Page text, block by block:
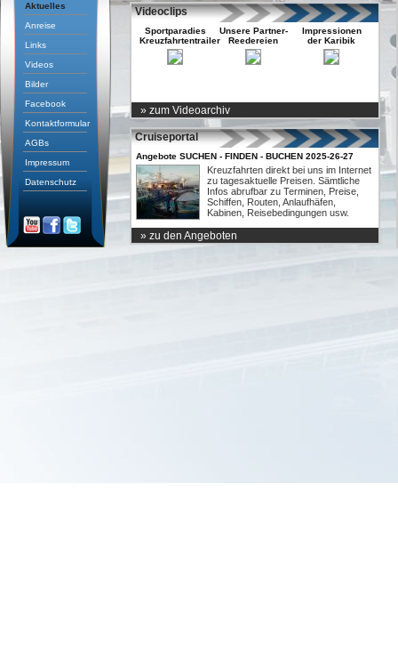
Aktuelles
Anreise
Links
Videos
Bilder
Facebook
Kontaktformular
AGBs
Impressum
Datenschutz
Videoclips
Sportparadies
Kreuzfahrtentrailer
Unsere Partner-
Reedereien
Impressionen
der Karibik
Entertainement
der QUANTUM
» zum Videoarchiv
Cruiseportal
Angebote SUCHEN - FINDEN - BUCHEN 2025-26-27
Kreuzfahrten direkt bei uns im Internet
zu tagesaktuelle Preisen. Sämtliche
Infos abrufbar zu Terminen, Preise,
Schiffen, Routen, Anlaufhäfen,
Kabinen, Reisebedingungen usw.
» zu den Angeboten